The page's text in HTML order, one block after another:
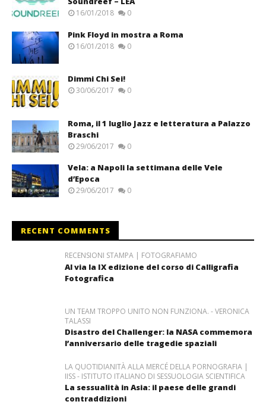
16/01/2018 0
Pink Floyd in mostra a Roma
16/01/2018 0
Dimmi Chi Sei!
30/06/2017 0
Roma, il 1 luglio Jazz e letteratura a Palazzo
Braschi
29/06/2017 0
Vela: a Napoli la settimana delle Vele
d’Epoca
29/06/2017 0
RECENT COMMENTS
RECENSIONI STAMPA | FOTOGRAFIAMO
Al via la IX edizione del corso di Calligrafia
Fotografica
UN TEAM TROPPO UNITO NON FUNZIONA. - VERONICA
TALASSI
Disastro del Challenger: la NASA commemora
l’anniversario delle tragedie spaziali
LA QUOTIDIANITÀ ALLA MERCÉ DELLA PORNOGRAFIA |
IISS - ISTITUTO ITALIANO DI SESSUOLOGIA SCIENTIFICA
La sessualità in Asia: il paese delle grandi
contraddizioni